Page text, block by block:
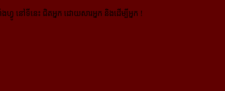
ហ្វូ នៅទីនេះ ជិតអ្នក ដោយសារអ្នក និងដើម្បីអ្នក !